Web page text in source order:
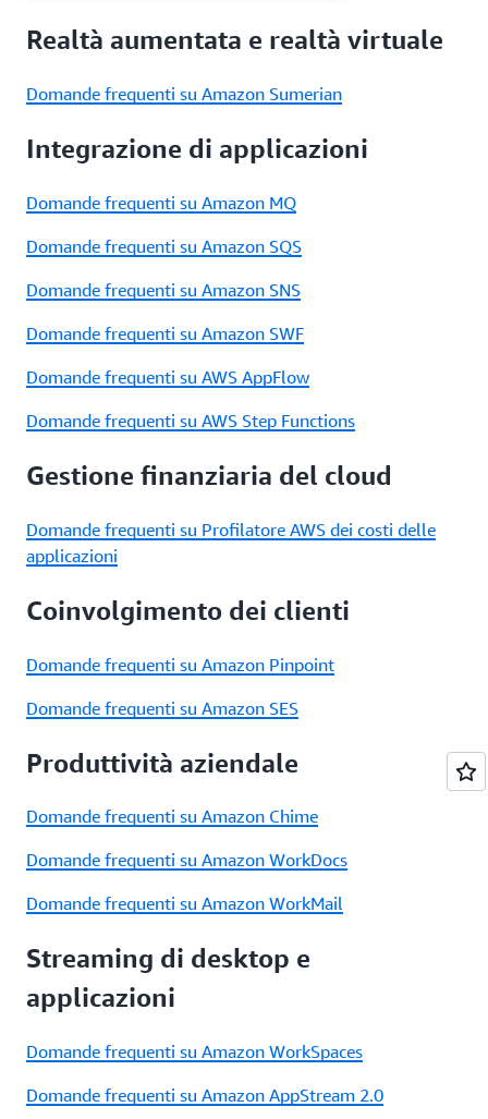
Realtà aumentata e realtà virtuale
Domande frequenti su Amazon Sumerian
Integrazione di applicazioni
Domande frequenti su Amazon MQ
Domande frequenti su Amazon SQS
Domande frequenti su Amazon SNS
Domande frequenti su Amazon SWF
Domande frequenti su AWS AppFlow
Domande frequenti su AWS Step Functions
Gestione finanziaria del cloud
Domande frequenti su Profilatore AWS dei costi delle
applicazioni
Coinvolgimento dei clienti
Domande frequenti su Amazon Pinpoint
Domande frequenti su Amazon SES
Produttività aziendale
Domande frequenti su Amazon Chime
Domande frequenti su Amazon WorkDocs
Domande frequenti su Amazon WorkMail
Streaming di desktop e
applicazioni
Domande frequenti su Amazon WorkSpaces
Domande frequenti su Amazon AppStream 2.0